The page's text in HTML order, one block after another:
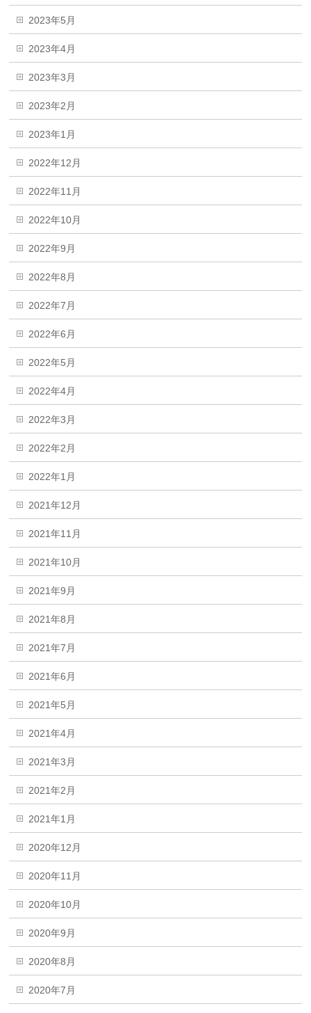
2023年5月
2023年4月
2023年3月
2023年2月
2023年1月
2022年12月
2022年11月
2022年10月
2022年9月
2022年8月
2022年7月
2022年6月
2022年5月
2022年4月
2022年3月
2022年2月
2022年1月
2021年12月
2021年11月
2021年10月
2021年9月
2021年8月
2021年7月
2021年6月
2021年5月
2021年4月
2021年3月
2021年2月
2021年1月
2020年12月
2020年11月
2020年10月
2020年9月
2020年8月
2020年7月